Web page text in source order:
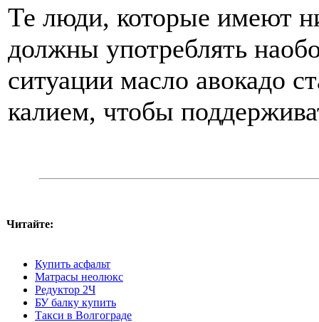
Те люди, которые имеют
должны употреблять
ситуации масло авокадо
калием, чтобы
Читайте:
Купить асфальт
Матрасы неолюкс
Редуктор 2Ч
БУ балку купить
Такси в Волгограде